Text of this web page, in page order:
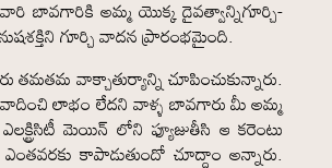
వారి బావగారికి అమ్మ యొక్క దైవత్వాన్నిగూర్చి-
గూర్చి వాదన ప్రారంభమైంది.
తమతమ వాక్చాతుర్యాన్ని చూపించుకున్నారు.
వాదించి లాభం లేదని వాళ్ళ బావగారు మీ అమ్మ
మెయిన్ లోని ఫ్యూజుతీసి ఆ కరెంటు
ఎంతవరకు కాపాడుతుందో చూద్దాం అన్నారు.